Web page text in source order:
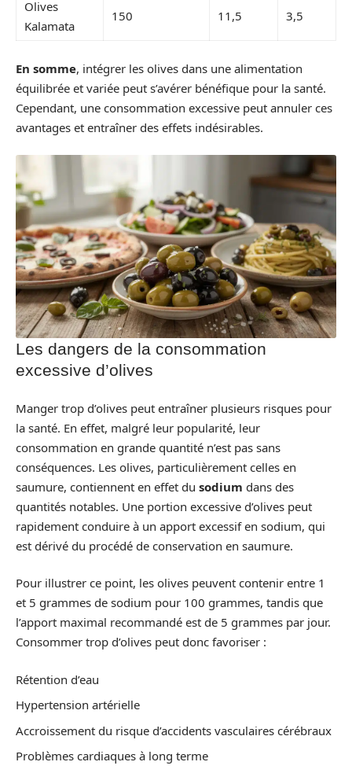
Olives
Kalamata
150 11,5 3,5
En somme, intégrer les olives dans une alimentation
équilibrée et variée peut s’avérer bénéfique pour la santé.
Cependant, une consommation excessive peut annuler ces
avantages et entraîner des effets indésirables.
Les dangers de la consommation
excessive d’olives
Manger trop d’olives peut entraîner plusieurs risques pour
la santé. En effet, malgré leur popularité, leur
consommation en grande quantité n’est pas sans
conséquences. Les olives, particulièrement celles en
saumure, contiennent en effet du sodium dans des
quantités notables. Une portion excessive d’olives peut
rapidement conduire à un apport excessif en sodium, qui
est dérivé du procédé de conservation en saumure.
Pour illustrer ce point, les olives peuvent contenir entre 1
et 5 grammes de sodium pour 100 grammes, tandis que
l’apport maximal recommandé est de 5 grammes par jour.
Consommer trop d’olives peut donc favoriser :
Rétention d’eau
Hypertension artérielle
Accroissement du risque d’accidents vasculaires cérébraux
Problèmes cardiaques à long terme